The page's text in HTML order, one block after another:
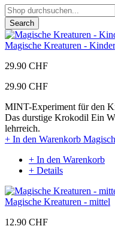
Search
Magische Kreaturen -
29.90 CHF
29.90 CHF
MINT-Experiment für den
Das durstige Krokodil Ein
lehrreich.
+ In den Warenkorb
+ In den Warenkorb
+ Details
Magische Kreaturen - mittel
12.90 CHF